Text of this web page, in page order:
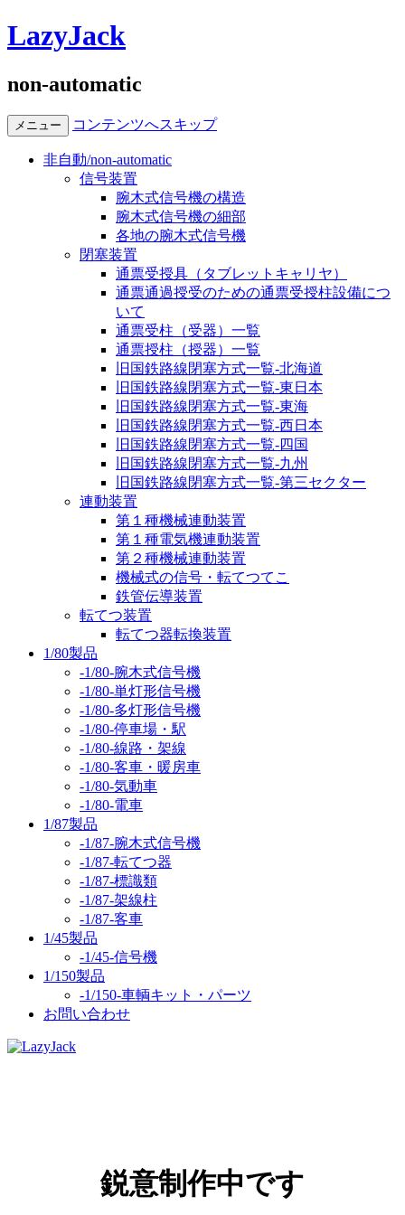
LazyJack
non-automatic
メニュー コンテンツへスキップ
非自動/non-automatic
信号装置
腕木式信号機の構造
腕木式信号機の細部
各地の腕木式信号機
閉塞装置
通票受授具（タブレットキャリヤ）
通票通過授受のための通票受授柱設備につ
いて
通票受柱（受器）一覧
通票授柱（授器）一覧
旧国鉄路線閉塞方式一覧-北海道
旧国鉄路線閉塞方式一覧-東日本
旧国鉄路線閉塞方式一覧-東海
旧国鉄路線閉塞方式一覧-西日本
旧国鉄路線閉塞方式一覧-四国
旧国鉄路線閉塞方式一覧-九州
旧国鉄路線閉塞方式一覧-第三セクター
連動装置
第１種機械連動装置
第１種電気機連動装置
第２種機械連動装置
機械式の信号・転てつてこ
鉄管伝導装置
転てつ装置
転てつ器転換装置
1/80製品
-1/80-腕木式信号機
-1/80-単灯形信号機
-1/80-多灯形信号機
-1/80-停車場・駅
-1/80-線路・架線
-1/80-客車・暖房車
-1/80-気動車
-1/80-電車
1/87製品
-1/87-腕木式信号機
-1/87-転てつ器
-1/87-標識類
-1/87-架線柱
-1/87-客車
1/45製品
-1/45-信号機
1/150製品
-1/150-車輌キット・パーツ
お問い合わせ
鋭意制作中です